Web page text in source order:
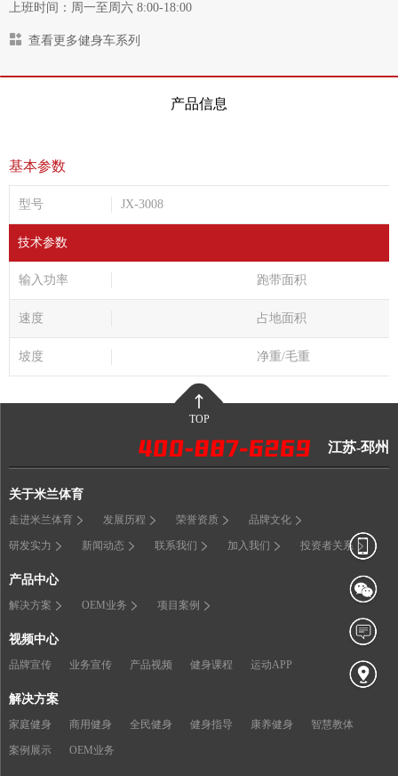
上班时间：周一至周六 8:00-18:00
查看更多健身车系列
产品信息
基本参数
型号 JX-3008
技术参数
输入功率 跑带面积
速度 占地面积
坡度 净重/毛重
TOP
江苏-邳州
关于米兰体育
走进米兰体育 发展历程 荣誉资质 品牌文化
研发实力 新闻动态 联系我们 加入我们 投资者关系
产品中心
解决方案 OEM业务 项目案例
视频中心
品牌宣传 业务宣传 产品视频 健身课程 运动APP
解决方案
家庭健身 商用健身 全民健身 健身指导 康养健身 智慧教体
案例展示 OEM业务